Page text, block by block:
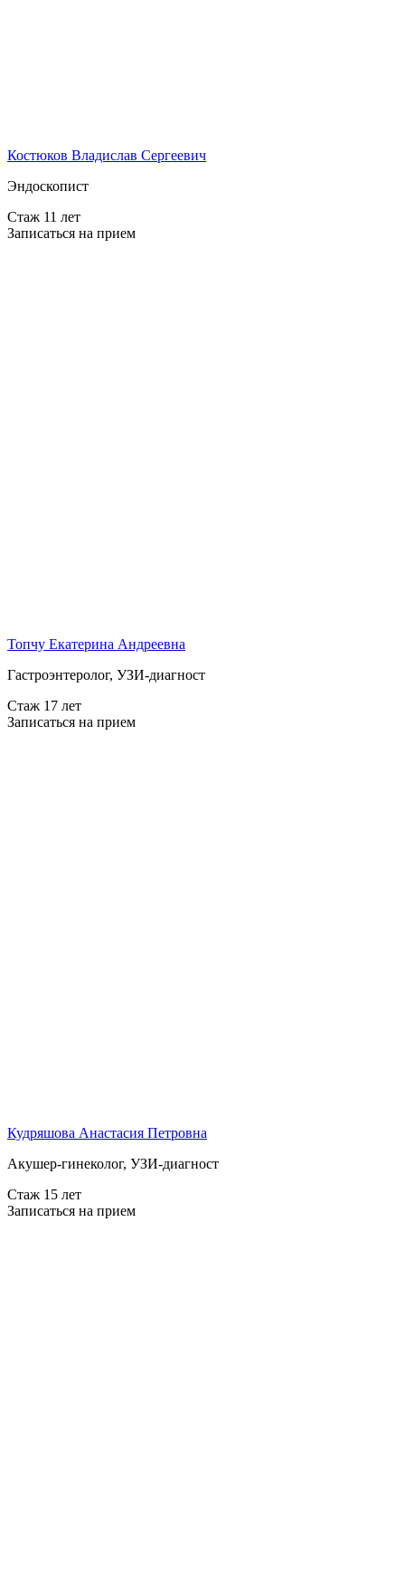
Костюков Владислав Сергеевич
Эндоскопист
Стаж 11 лет
Записаться на прием
Топчу Екатерина Андреевна
Гастроэнтеролог, УЗИ-диагност
Стаж 17 лет
Записаться на прием
Кудряшова Анастасия Петровна
Акушер-гинеколог, УЗИ-диагност
Стаж 15 лет
Записаться на прием